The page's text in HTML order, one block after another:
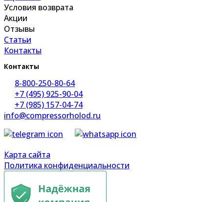
Условия возврата
Акции
Отзывы
Статьи
Контакты
Контакты
8-800-250-80-64
+7 (495) 925-90-04
+7 (985) 157-04-74
info@compressorholod.ru
Карта сайта
Политика конфиденциальности